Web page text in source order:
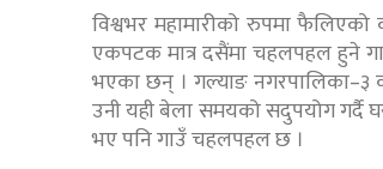
विश्वभर महामारीको रुपमा
एकपटक मात्र दसैंमा चहलपहल हुने
भएका छन् । गल्याङ
उनी यही बेला समयको सदुपयोग गर्दै
भए पनि गाउँ चहलपहल छ ।